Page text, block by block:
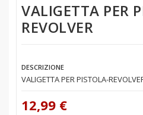
VALIGETTA PER
REVOLVER
DESCRIZIONE
VALIGETTA PER PISTOLA-
12,99 €